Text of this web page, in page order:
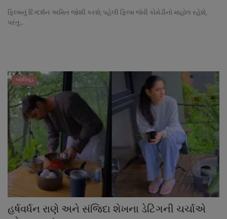
નાણાંકીય સમાચાર
રાશિફળ
ગુનાખોરી
બોલિવૂડ
સ્વાસ્થ્ય
ફિલ્મનું દિગ્દર્શન અમિત જોશી કરશે; પહેલી ફિલ્મ જેવી કોમેડીનો માહોલ રહેશે,
પરંતુ...
બોલિવૂડ
હર્ષવર્ધન રાણે અને સંજિદા શેખના ડેટિંગની ચર્ચાએ